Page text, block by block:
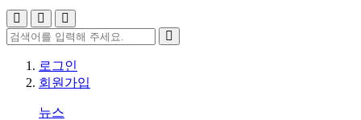
로그인
회원가입
뉴스